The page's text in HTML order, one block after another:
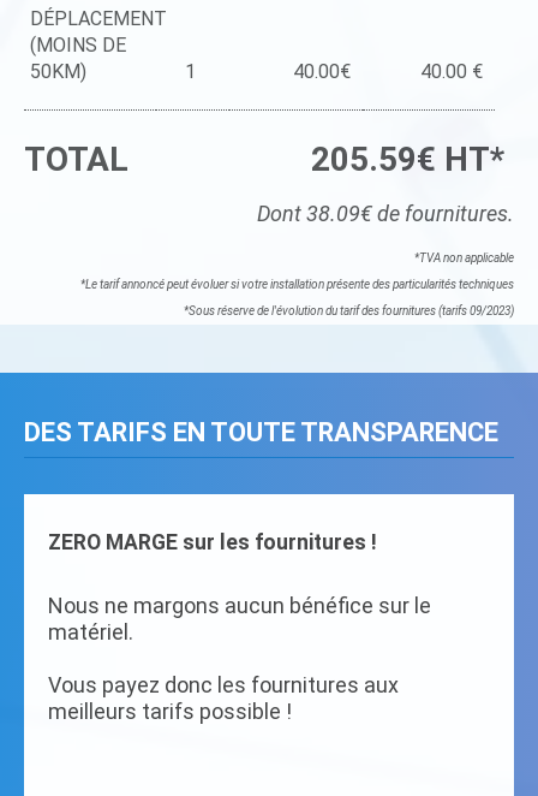
DÉPLACEMENT
(MOINS DE
50KM)
1 40.00€ 40.00 €
TOTAL 205.59€ HT*
Dont 38.09€ de fournitures.
*TVA non applicable
*Le tarif annoncé peut évoluer si votre installation présente des particularités techniques
*Sous réserve de l'évolution du tarif des fournitures (tarifs 09/2023)
DES TARIFS EN TOUTE TRANSPARENCE
ZERO MARGE sur les fournitures !
Nous ne margons aucun bénéfice sur le
matériel.
Vous payez donc les fournitures aux
meilleurs tarifs possible !